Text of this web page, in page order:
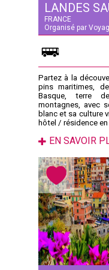
FRANCE
Organisé par
Partez à la
pins maritimes,
Basque, terre
montagnes, avec
blanc et sa culture
hôtel / résidence en
EN SAVOIR